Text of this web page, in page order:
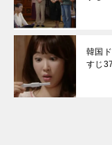
韓国
すじ